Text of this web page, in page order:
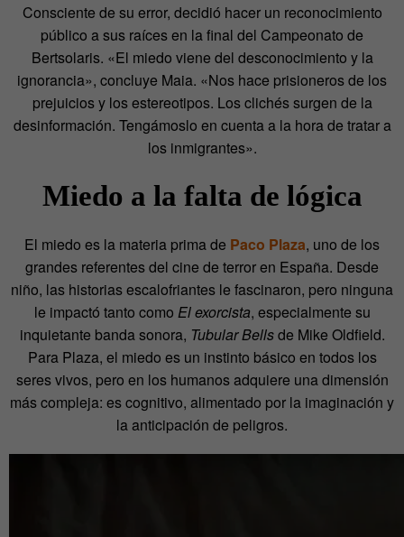
Consciente de su error, decidió hacer un reconocimiento
público a sus raíces en la final del Campeonato de
Bertsolaris. «El miedo viene del desconocimiento y la
ignorancia», concluye Maia. «Nos hace prisioneros de los
prejuicios y los estereotipos. Los clichés surgen de la
desinformación. Tengámoslo en cuenta a la hora de tratar a
los inmigrantes».
Miedo a la falta de lógica
El miedo es la materia prima de Paco Plaza, uno de los
grandes referentes del cine de terror en España. Desde
niño, las historias escalofriantes le fascinaron, pero ninguna
le impactó tanto como El exorcista, especialmente su
inquietante banda sonora, Tubular Bellsde Mike Oldfield.
Para Plaza, el miedo es un instinto básico en todos los
seres vivos, pero en los humanos adquiere una dimensión
más compleja: es cognitivo, alimentado por la imaginación y
la anticipación de peligros.